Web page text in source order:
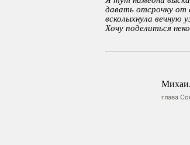
давать отсрочку от
всколыхнула вечную
Хочу поделиться
глава